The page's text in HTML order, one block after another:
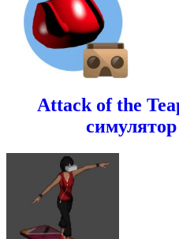
Attack of the